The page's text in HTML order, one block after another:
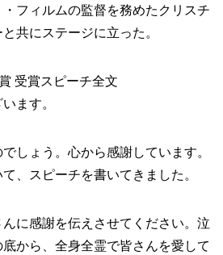
フィルムの監督を務めたクリスチ
共にステージに立った。
受賞スピーチ全文
ます。
しょう。心から感謝しています。
、スピーチを書いてきました。
に感謝を伝えさせてください。泣
から、全身全霊で皆さんを愛して